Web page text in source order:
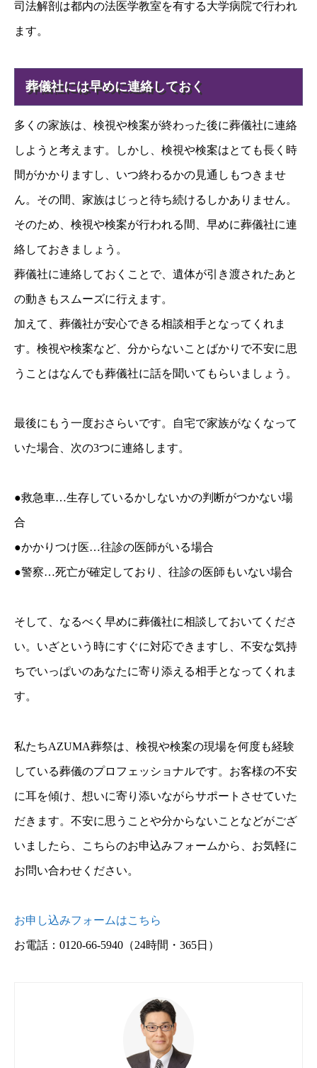
司法解剖は都内の法医学教室を有する大学病院で行われ
ます。
葬儀社には早めに連絡しておく
多くの家族は、検視や検案が終わった後に葬儀社に連絡
しようと考えます。しかし、検視や検案はとても長く時
間がかかりますし、いつ終わるかの見通しもつきませ
ん。その間、家族はじっと待ち続けるしかありません。
そのため、検視や検案が行われる間、早めに葬儀社に連
絡しておきましょう。
葬儀社に連絡しておくことで、遺体が引き渡されたあと
の動きもスムーズに行えます。
加えて、葬儀社が安心できる相談相手となってくれま
す。検視や検案など、分からないことばかりで不安に思
うことはなんでも葬儀社に話を聞いてもらいましょう。
最後にもう一度おさらいです。自宅で家族がなくなって
いた場合、次の3つに連絡します。
●救急車…生存しているかしないかの判断がつかない場
合
●かかりつけ医…往診の医師がいる場合
●警察…死亡が確定しており、往診の医師もいない場合
そして、なるべく早めに葬儀社に相談しておいてくださ
い。いざという時にすぐに対応できますし、不安な気持
ちでいっぱいのあなたに寄り添える相手となってくれま
す。
私たちAZUMA葬祭は、検視や検案の現場を何度も経験
している葬儀のプロフェッショナルです。お客様の不安
に耳を傾け、想いに寄り添いながらサポートさせていた
だきます。不安に思うことや分からないことなどがござ
いましたら、こちらのお申込みフォームから、お気軽に
お問い合わせください。
お申し込みフォームはこちら
お電話：0120-66-5940 （24時間・365日）